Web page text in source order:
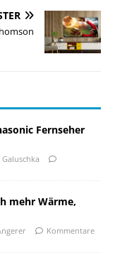
Fernseher
mehr Wärme,
Kommentare